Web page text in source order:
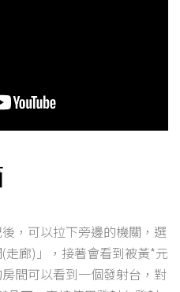
，可以拉下旁邊的機關，選
(走廊)」，接著會看到被黃*元
間可以看到一個發射台，對